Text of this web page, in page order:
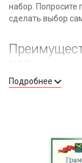
набор. Попросите
сделать выбор
нас
Все
Решаем
все
Предложим
Подробнее